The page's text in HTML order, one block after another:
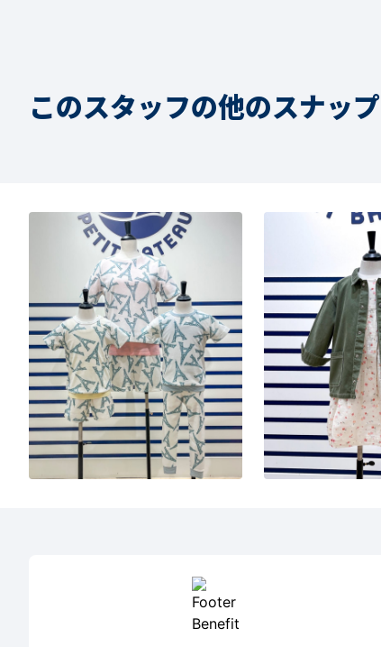
このスタッフの他のスナップ